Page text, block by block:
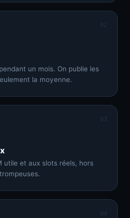
02
un mois. On publie les
la moyenne.
03
utile et aux slots réels, hors
04